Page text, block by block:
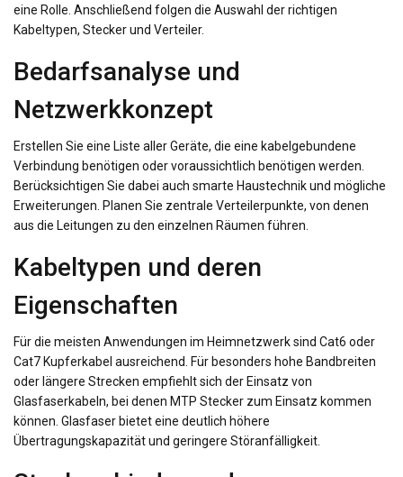
eine Rolle. Anschließend folgen die Auswahl der richtigen
Kabeltypen, Stecker und Verteiler.
Bedarfsanalyse und
Netzwerkkonzept
Erstellen Sie eine Liste aller Geräte, die eine kabelgebundene
Verbindung benötigen oder voraussichtlich benötigen werden.
Berücksichtigen Sie dabei auch smarte Haustechnik und mögliche
Erweiterungen. Planen Sie zentrale Verteilerpunkte, von denen
aus die Leitungen zu den einzelnen Räumen führen.
Kabeltypen und deren
Eigenschaften
Für die meisten Anwendungen im Heimnetzwerk sind Cat6 oder
Cat7 Kupferkabel ausreichend. Für besonders hohe Bandbreiten
oder längere Strecken empfiehlt sich der Einsatz von
Glasfaserkabeln, bei denen MTP Stecker zum Einsatz kommen
können. Glasfaser bietet eine deutlich höhere
Übertragungskapazität und geringere Störanfälligkeit.